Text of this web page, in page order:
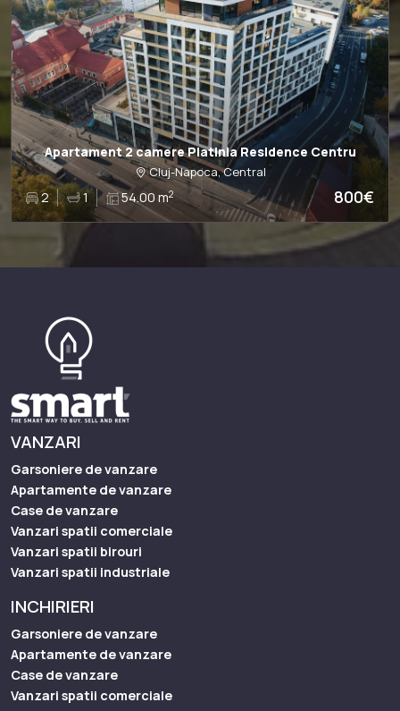
Apartament 2 camere Platinia Residence Centru
Cluj-Napoca, Central
2 1 54.00 m2 800€
VANZARI
Garsoniere de vanzare
Apartamente de vanzare
Case de vanzare
Vanzari spatii comerciale
Vanzari spatii birouri
Vanzari spatii industriale
INCHIRIERI
Garsoniere de vanzare
Apartamente de vanzare
Case de vanzare
Vanzari spatii comerciale